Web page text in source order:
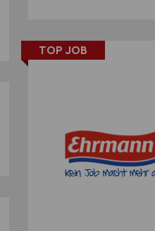
TOP JOB